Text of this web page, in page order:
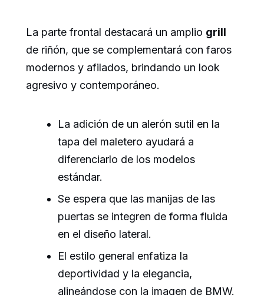
La parte frontal destacará un amplio grill
de riñón, que se complementará con faros
modernos y afilados, brindando un look
agresivo y contemporáneo.
La adición de un alerón sutil en la
tapa del maletero ayudará a
diferenciarlo de los modelos
estándar.
Se espera que las manijas de las
puertas se integren de forma fluida
en el diseño lateral.
El estilo general enfatiza la
deportividad y la elegancia,
alineándose con la imagen de BMW.